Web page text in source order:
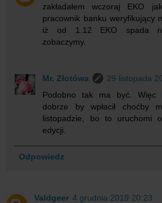
zakładałem wczoraj EKO
pracownik banku weryfikujący
iż od 1.12 EKO spada
zobaczymy.
Mr. Złotówa
29 listopada
Podobno tak ma być. Więc
dobrze by wpłacił choćby
listopadzie, bo to uruchomi
edycji.
Odpowiedz
Valdgeer 4 grudnia 2019 20:23